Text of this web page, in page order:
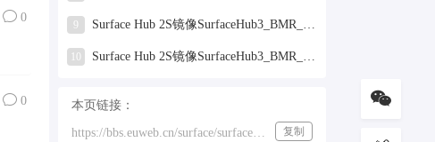
9 Surface Hub 2S镜像SurfaceHub3_BMR_155000_2025.319.9959381.zip网盘下载
10 Surface Hub 2S镜像SurfaceHub3_BMR_155000_2024.731.9330938.zip网盘下载
本页链接：
复制
0
0